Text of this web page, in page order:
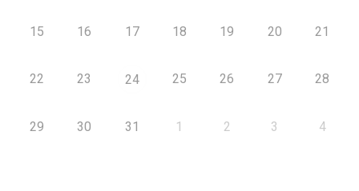
15 16 17 18 19 20 21
22 23 24 25 26 27 28
29 30 31 1 2 3 4